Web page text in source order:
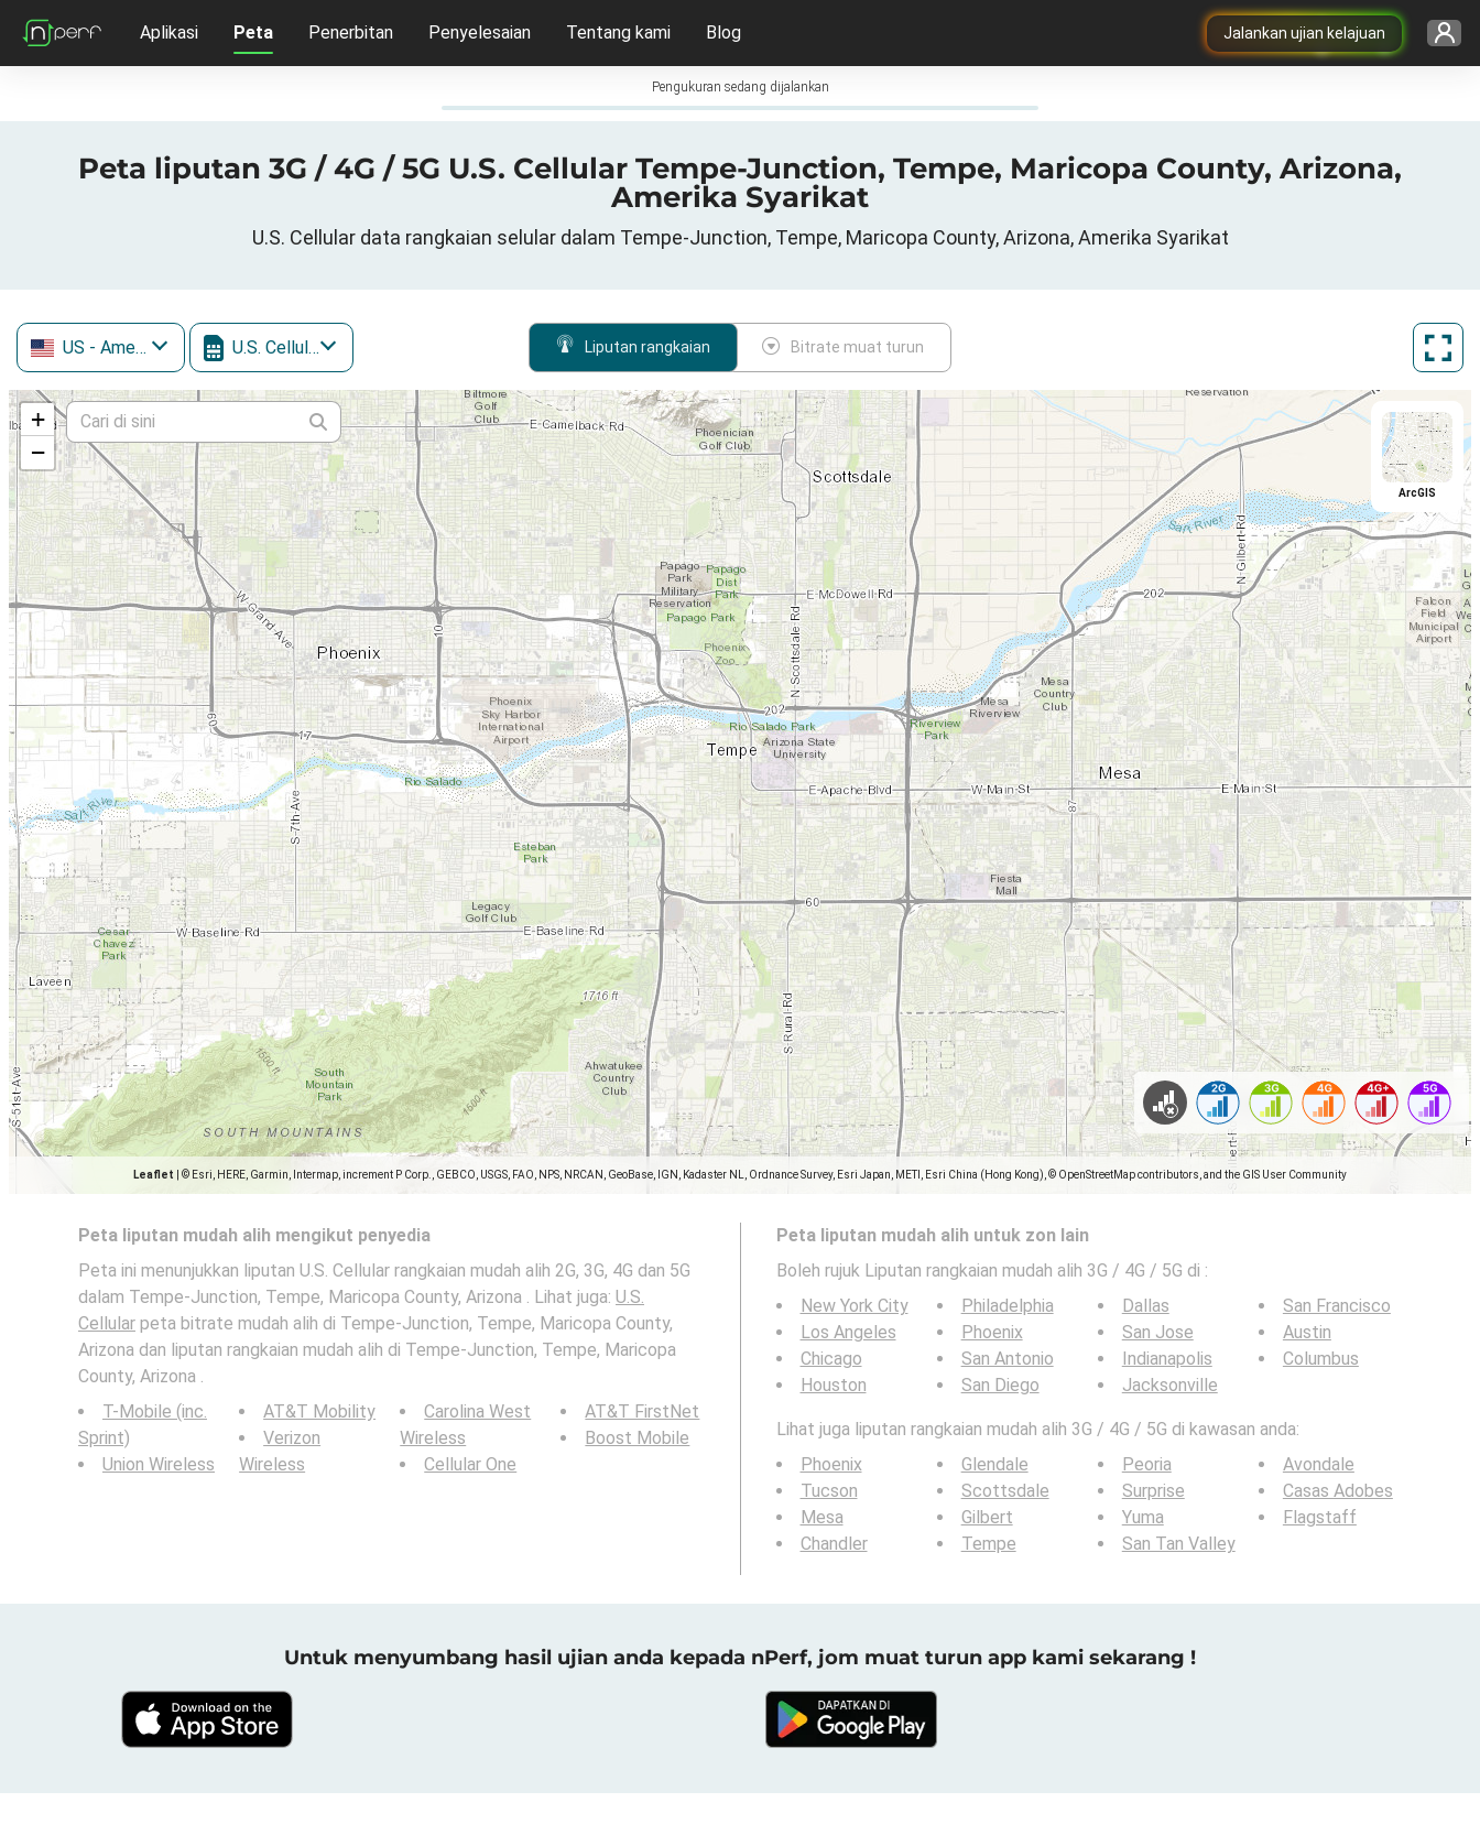
Jalankan ujian kelajuan
Aplikasi Peta Penerbitan Penyelesaian Tentang kami Blog
Pengukuran sedang dijalankan
Peta liputan 3G / 4G / 5G U.S. Cellular Tempe-Junction, Tempe, Maricopa County, Arizona,
Amerika Syarikat
U.S. Cellular data rangkaian selular dalam Tempe-Junction, Tempe, Maricopa County, Arizona, Amerika Syarikat
US - Amerika Syarikat U.S. Cellular Liputan rangkaian Bitrate muat turun
+
−
Leaflet © Esri, HERE, Garmin, Intermap, increment P Corp., GEBCO, USGS, FAO, NPS, NRCAN, GeoBase, IGN, Kadaster NL, Ordnance Survey, Esri Japan, METI, Esri China (Hong Kong), © OpenStreetMap contributors, and the GIS User Community
ArcGIS
Peta liputan mudah alih mengikut penyedia
Peta ini menunjukkan liputan U.S. Cellular rangkaian mudah alih 2G, 3G, 4G dan 5G
dalam Tempe-Junction, Tempe, Maricopa County, Arizona . Lihat juga: U.S.
Cellular peta bitrate mudah alih di Tempe-Junction, Tempe, Maricopa County,
Arizona dan liputan rangkaian mudah alih di Tempe-Junction, Tempe, Maricopa
County, Arizona .
T-Mobile (inc.
Sprint)
Union Wireless
AT&T Mobility
Verizon
Wireless
Carolina West
Wireless
Cellular One
AT&T FirstNet
Boost Mobile
Peta liputan mudah alih untuk zon lain
Boleh rujuk Liputan rangkaian mudah alih 3G / 4G / 5G di :
New York City
Los Angeles
Chicago
Houston
Philadelphia
Phoenix
San Antonio
San Diego
Dallas
San Jose
Indianapolis
Jacksonville
San Francisco
Austin
Columbus
Lihat juga liputan rangkaian mudah alih 3G / 4G / 5G di kawasan anda:
Phoenix
Tucson
Mesa
Chandler
Glendale
Scottsdale
Gilbert
Tempe
Peoria
Surprise
Yuma
San Tan Valley
Avondale
Casas Adobes
Flagstaff
Untuk menyumbang hasil ujian anda kepada nPerf, jom muat turun app kami sekarang !